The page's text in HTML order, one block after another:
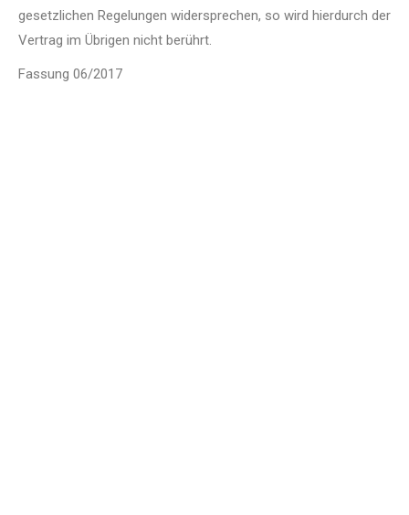
gesetzlichen Regelungen widersprechen, so wird hierdurch der
Vertrag im Übrigen nicht berührt.
Fassung 06/2017